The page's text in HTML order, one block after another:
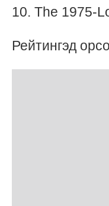
10. The 1975-
Рейтингэд